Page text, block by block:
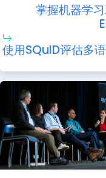
掌握机器学
使用SQuID评估多